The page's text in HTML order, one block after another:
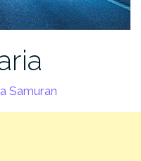
Samuran